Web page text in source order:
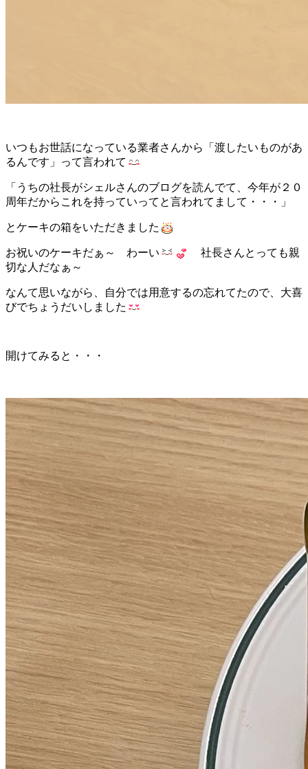
いつもお世話になっている業者さんから「渡したいものがあ
るんです」って言われて
「うちの社長がシェルさんのブログを読んでて、今年が２０
周年だからこれを持っていってと言われてまして・・・」
とケーキの箱をいただきました
お祝いのケーキだぁ～ わーい
社長さんとっても親
切な人だなぁ～
なんて思いながら、自分では用意するの忘れてたので、大喜
びでちょうだいしました
開けてみると・・・